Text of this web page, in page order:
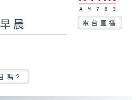
晨 電台直播
嗎?